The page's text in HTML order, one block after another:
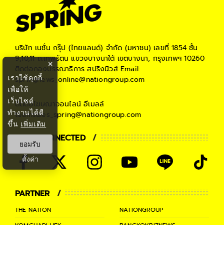
บริษัท เนชั่น กรุ๊ป (ไทยแลนด์) จำกัด (มหาชน) เลขที่ 1854 ชั้น
9,10,11 ถ.เทพรัตน แขวงบางนาใต้ เขตบางนา, กรุงเทพฯ 10260
ติดต่อกองบรรณาธิการ สปริงนิวส์Email:
springnews_online@nationgroup.com
ติดต่อโฆษณาออนไลน์ อีเมลล์
teamsales_spring@nationgroup.com
STAY CONNECTED
PARTNER
THE NATION
NATIONGROUP
KOMCHADLUEK
BANGKOKBIZNEWS
×
เราใช้คุกกี้
เพื่อให้
เว็บไซต์
ทำงานได้ดี
ขึ้น เพิ่มเติม
ยอมรับ
ตั้งค่า